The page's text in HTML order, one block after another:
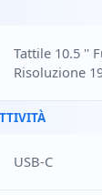
Tattile 10.5 ''
Risoluzione
USB-C